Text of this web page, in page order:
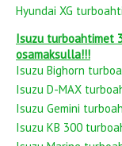
Hyundai XG
Isuzu turboahtimet
osamaksulla!!!
Isuzu Bighorn
Isuzu D-MAX
Isuzu Gemini
Isuzu KB 300